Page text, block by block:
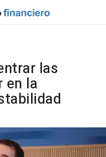
las
en la